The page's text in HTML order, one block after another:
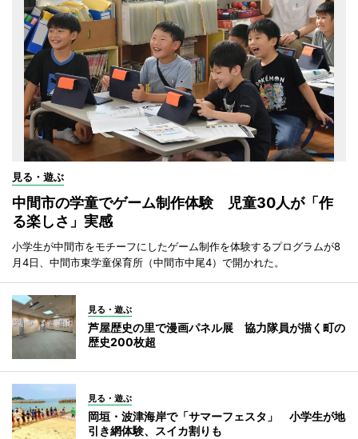
見る・遊ぶ
中間市の学童でゲーム制作体験 児童30人が「作
る楽しさ」実感
小学生が中間市をモチーフにしたゲーム制作を体験するプログラムが8
月4日、中間市東学童保育所（中間市中尾4）で開かれた。
見る・遊ぶ
芦屋歴史の里で漫画パネル展 協力隊員が描く町の
歴史200枚超
見る・遊ぶ
岡垣・波津海岸で「サマーフェスタ」 小学生が地
引き網体験、スイカ割りも